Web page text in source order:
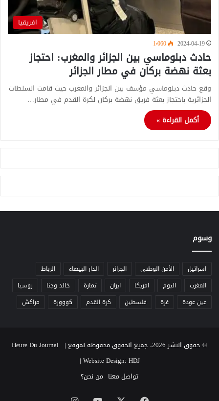
افريقيا
2024-04-19 1٬060
حادث دبلوماسي بين الجزائر والمغرب: احتجاز
بعثة نهضة بركان في مطار الجزائر
وقع حادث دبلوماسي مؤسف بين الجزائر والمغرب حيث قامت السلطات
الجزائرية باحتجاز بعثة فريق نهضة بركان لكرة القدم في مطار…
أكمل القراءة »
وسوم
اسرائيل الأمن الوطني الجزائر الدار البيضاء
الرباط
المغرب
اليوم امريكا ايران تمارة خالد وجنا
روسيا
عين عودة
غزة فلسطين كرة القدم كووورة مراكش
© حقوق النشر 2026، جميع الحقوق محفوظة لموقع Heure Du Journal |
Website Design: HDJ
|
تواصل معنا من نحن؟